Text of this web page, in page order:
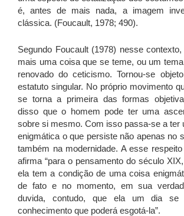
é, antes de mais nada, a imagem
clássica. (Foucault, 1978; 490).
Segundo Foucault (1978) nesse
mais uma coisa que se teme, ou um
renovado do ceticismo. Tornou-se
estatuto singular. No próprio movimento
se torna a primeira das formas
disso que o homem pode ter uma
sobre si mesmo. Com isso passa-se a ter
enigmática o que persiste não apenas no
também na modernidade. A esse
afirma “para o pensamento do século
ela tem a condição de uma coisa
de fato e no momento, em sua
duvida, contudo, que ela um dia se
conhecimento que poderá esgotá-la”.